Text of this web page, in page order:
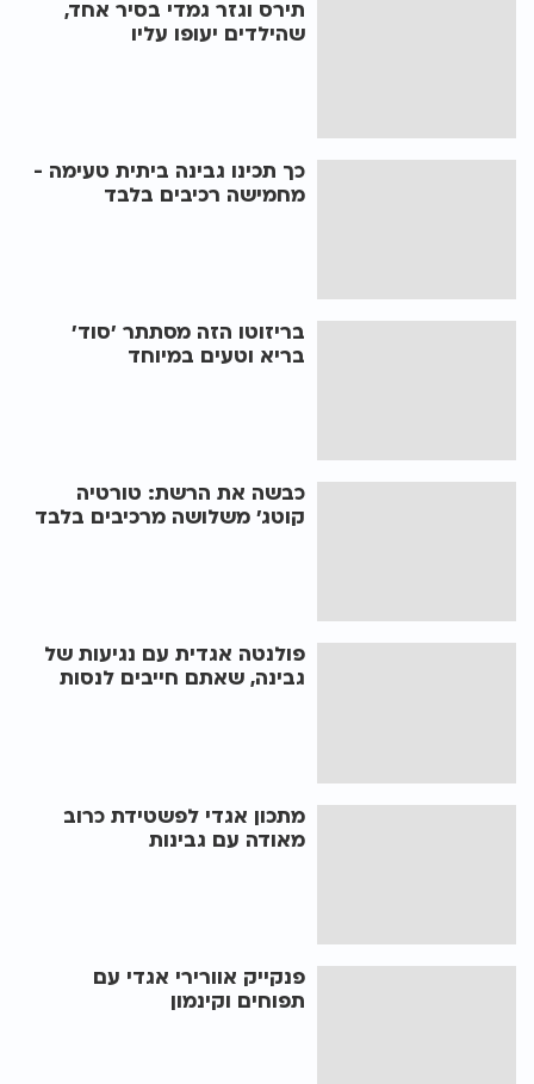
תירס וגזר גמדי בסיר אחד,
שהילדים יעופו עליו
כך תכינו גבינה ביתית טעימה -
מחמישה רכיבים בלבד
בריזוטו הזה מסתתר 'סוד'
בריא וטעים במיוחד
כבשה את הרשת: טורטיה
קוטג' משלושה מרכיבים בלבד
פולנטה אגדית עם נגיעות של
גבינה, שאתם חייבים לנסות
מתכון אגדי לפשטידת כרוב
מאודה עם גבינות
פנקייק אוורירי אגדי עם
תפוחים וקינמון